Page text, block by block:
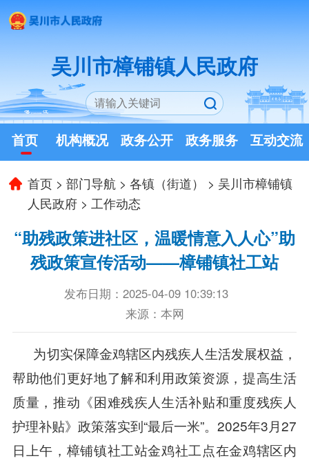
吴川市樟铺镇人民政府
首页 机构概况 政务公开 政务服务 互动交流
首页 >部门导航 >各镇（街道） > 吴川市樟铺镇
人民政府 > 工作动态
“助残政策进社区，温暖情意入人心”助
残政策宣传活动——樟铺镇社工站
发布日期：2025-04-09 10:39:13
来源：本网
为切实保障金鸡辖区内残疾人生活发展权益，
帮助他们更好地了解和利用政策资源，提高生活
质量，推动《困难残疾人生活补贴和重度残疾人
护理补贴》政策落实到“最后一米”。2025年3月27
日上午，樟铺镇社工站金鸡社工点在金鸡辖区内